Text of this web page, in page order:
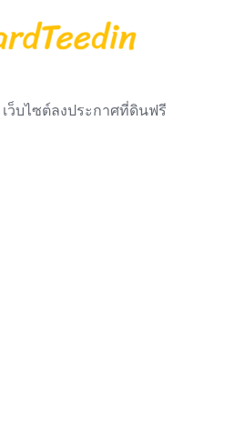
เว็บไซต์ลงประกาศที่ดินฟรี